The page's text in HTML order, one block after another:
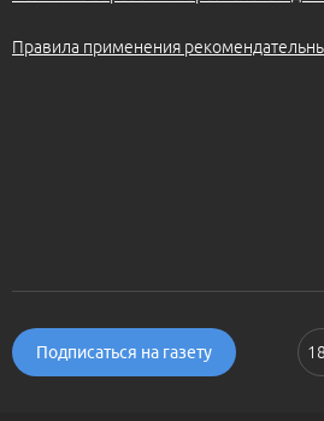
Правила применения
Подписаться на газету